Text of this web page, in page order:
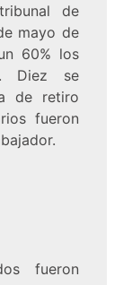
de
mayo de
60% los
Diez se
de retiro
fueron
fueron